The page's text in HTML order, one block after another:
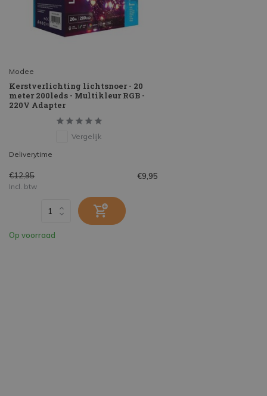
Modee
Kerstverlichting lichtsnoer - 20
meter 200leds - Multikleur RGB -
220V Adapter
Vergelijk
Deliverytime
€12,95 €9,95
Incl. btw
Op voorraad